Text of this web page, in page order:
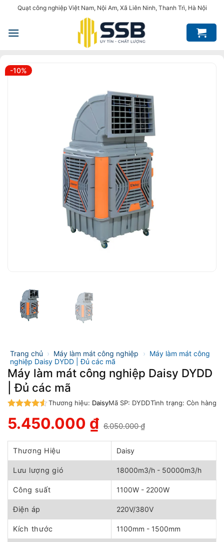
nội
Quạt công nghiệp Việt Nam, Nội Am, Xã Liên Ninh, Thanh Trì, Hà Nội
-10%
Trang chủ › Máy làm mát công nghiệp › Máy làm mát công
nghiệp Daisy DYDD | Đủ các mã
Máy làm mát công nghiệp Daisy DYDD
| Đủ các mã
Thương hiệu: DaisyMã SP: DYDDTình trạng: Còn hàng
6.050.000₫
gốc
là:
6.050.000 ₫.
5.450.000 ₫
hiện
tại
5.450.000 ₫.
Thương Hiệu Daisy
Lưu lượng gió 18000m3/h - 50000m3/h
Công suất 1100W - 2200W
Điện áp 220V/380V
Kích thước 1100mm - 1500mm